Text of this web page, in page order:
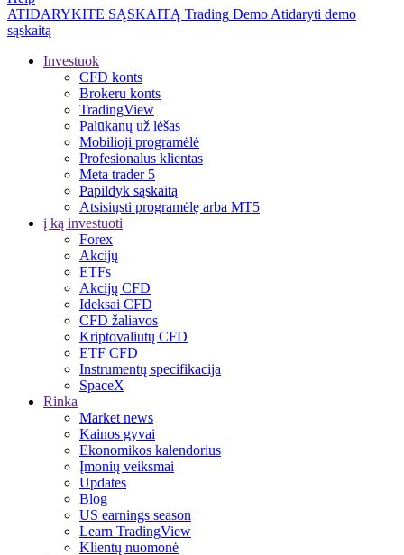
ATIDARYKITE SĄSKAITĄ Trading Demo Atidaryti demo
sąskaitą
Investuok
CFD konts
Brokeru konts
TradingView
Palūkanų už lėšas
Mobilioji programėlė
Profesionalus klientas
Meta trader 5
Papildyk sąskaitą
Atsisiųsti programėlę arba MT5
į ką investuoti
Forex
Akcijų
ETFs
Akcijų CFD
Ideksai CFD
CFD žaliavos
Kriptovaliutų CFD
ETF CFD
Instrumentų specifikacija
SpaceX
Rinka
Market news
Kainos gyvai
Ekonomikos kalendorius
Įmonių veiksmai
Updates
Blog
US earnings season
Learn TradingView
Klientų nuomonė